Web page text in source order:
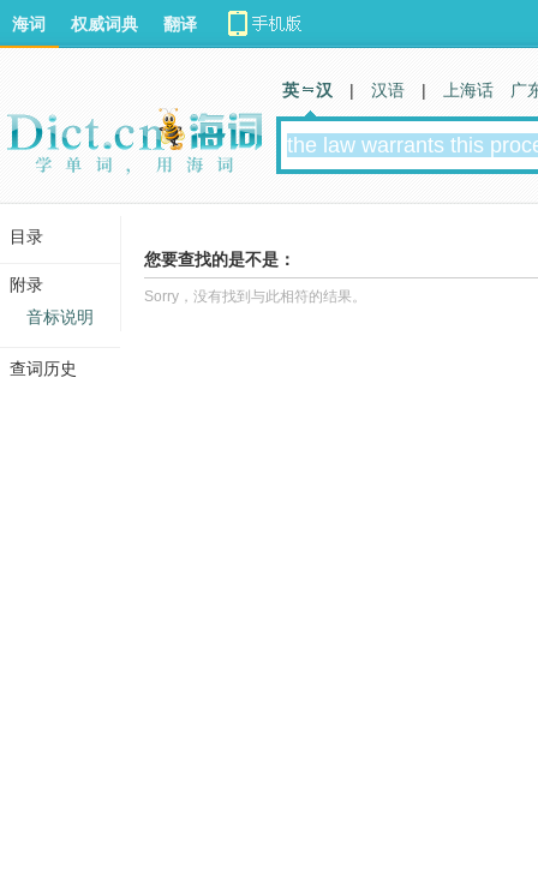
您要查找的是不是：
Sorry，没有找到与此相符的结果。
海词 权威词典 翻译
英 汉 | 汉语 | 上海话 广
目录
附录
音标说明
查词历史